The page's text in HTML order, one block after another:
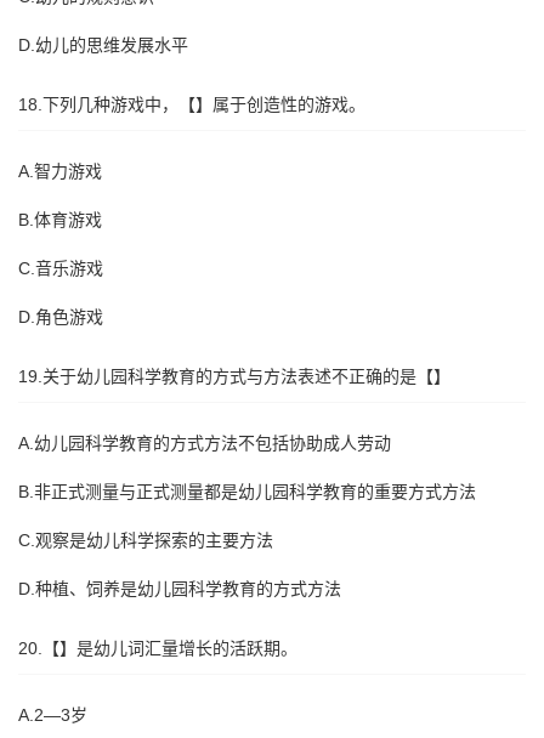
D.幼儿的思维发展水平
18.下列几种游戏中，【】属于创造性的游戏。
A.智力游戏
B.体育游戏
C.音乐游戏
D.角色游戏
19.关于幼儿园科学教育的方式与方法表述不正确的是【】
A.幼儿园科学教育的方式方法不包括协助成人劳动
B.非正式测量与正式测量都是幼儿园科学教育的重要方式方法
C.观察是幼儿科学探索的主要方法
D.种植、饲养是幼儿园科学教育的方式方法
20.【】是幼儿词汇量增长的活跃期。
A.2—3岁